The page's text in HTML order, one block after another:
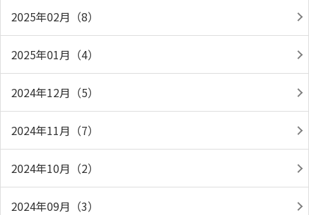
2025年02月（8）
2025年01月（4）
2024年12月（5）
2024年11月（7）
2024年10月（2）
2024年09月（3）